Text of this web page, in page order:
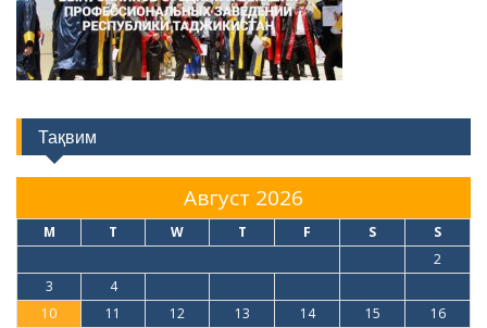
Тақвим
Август 2026
M T W T F S S
2
3
4
10
11 12 13 14 15
16